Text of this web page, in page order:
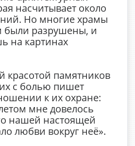
насчитывает около
Но многие храмы
были разрушены, и
на картинах
красотой памятников
с болью пишет
к их охране:
мне довелось
нашей настоящей
любви вокруг неё».